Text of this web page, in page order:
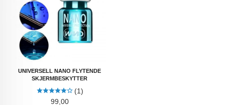
UNIVERSELL NANO FLYTENDE
SKJERMBESKYTTER
(1)
Pris
99,00